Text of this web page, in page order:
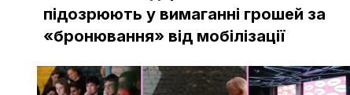
підозрюють у вимаганні грошей за
«бронювання» від мобілізації